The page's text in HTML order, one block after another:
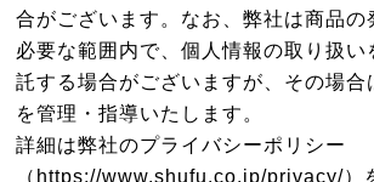
合がございます。なお、弊社は商品の
必要な範囲内で、個人情報の取り扱い
託する場合がございますが、その場合
を管理・指導いたします。
詳細は弊社のプライバシーポリシー
（ https://www.shufu.co.jp/privacy/）